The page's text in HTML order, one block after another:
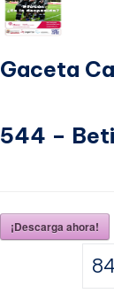
Gaceta
544 –
¡Descarga ahora!